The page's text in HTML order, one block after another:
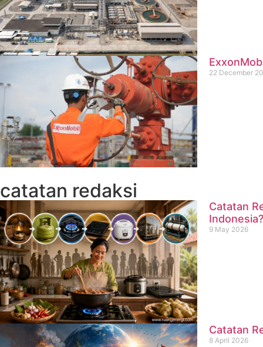
22 December
catatan redaksi
Catatan
Indonesia?
9 May 2026
Catatan
8 April 2026